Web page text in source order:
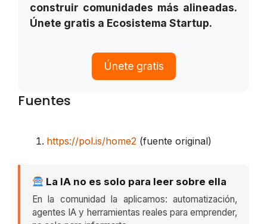
construir comunidades más alineadas.
Únete gratis a Ecosistema Startup.
Únete gratis
Fuentes
https://pol.is/home2 (fuente original)
La IA no es solo para leer sobre ella
En la comunidad la aplicamos: automatización,
agentes IA y herramientas reales para emprender,